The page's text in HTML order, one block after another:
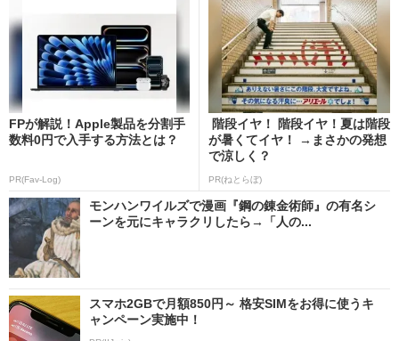
FPが解説！Apple製品を分割手
数料0円で入手する方法とは？
PR(Fav-Log)
階段イヤ！ 階段イヤ！夏は階段
が暑くてイヤ！ →まさかの発想
で涼しく？
PR(ねとらぼ)
モンハンワイルズで漫画『鋼の錬金術師』の有名シ
ーンを元にキャラクリしたら→「人の...
スマホ2GBで月額850円～ 格安SIMをお得に使うキ
ャンペーン実施中！